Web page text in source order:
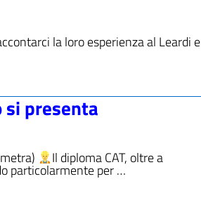
la loro esperienza al Leardi e
si presenta
Il diploma CAT, oltre a
particolarmente per …